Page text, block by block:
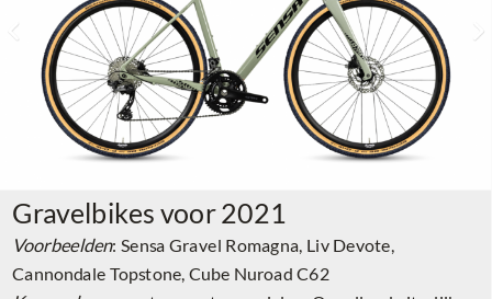
Gravelbikes voor 2021
Voorbeelden: Sensa Gravel Romagna, Liv Devote,
Cannondale Topstone, Cube Nuroad C62